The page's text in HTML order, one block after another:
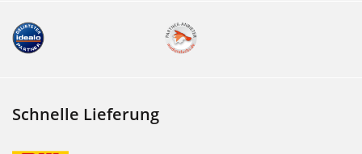
Schnelle Lieferung